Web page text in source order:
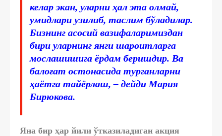
келар экан, уларни ҳал эта олмай,
умидлари узилиб, таслим бўладилар.
Бизнинг асосий вазифаларимиздан
бири уларнинг янги шароитларга
мослашишига ёрдам беришдир. Ва
балоғат остонасида турганларни
ҳаётга тайёрлаш, – дейди Мария
Бирюкова.
Яна бир ҳар йили ўтказиладиган акция